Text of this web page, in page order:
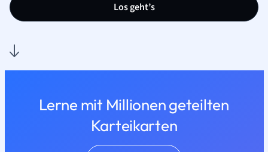
Los geht’s
Lerne mit Millionen geteilten
Karteikarten